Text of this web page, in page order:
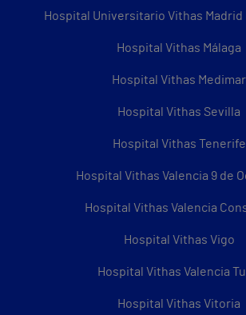
Hospital Universitario Vithas Madrid
Hospital Vithas Málaga
Hospital Vithas Medimar
Hospital Vithas Sevilla
Hospital Vithas Tenerife
Hospital Vithas Valencia 9 de
Hospital Vithas Valencia
Hospital Vithas Vigo
Hospital Vithas Valencia
Hospital Vithas Vitoria